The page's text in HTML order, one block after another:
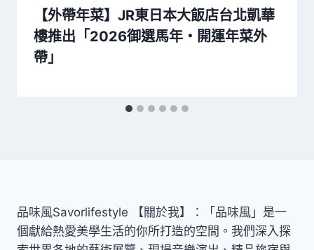
【外帶年菜】JR東日本大飯店台北凱華
樓推出「2026御選馬年・開運年菜外
帶」
品味風Savorlifestyle 【關於我】：「品味風」是一
個獻給熱愛美學生活的你所打造的空間。我們深入探